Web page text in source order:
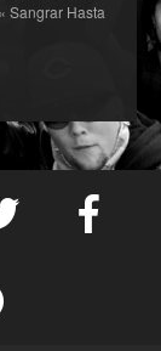
Sangrar Hasta